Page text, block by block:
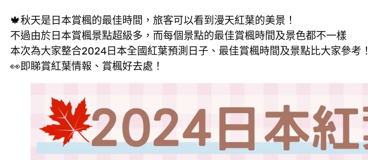
🍁秋天是日本賞楓的最佳時間，旅客可以看到漫天紅葉的美景！
不過由於日本賞楓景點超級多，而每個景點的最佳賞楓時間及景色都不一樣
本次為大家整合2024日本全國紅葉預測日子、最佳賞楓時間及景點比大家參考！
👀即睇賞紅葉情報、賞楓好去處！